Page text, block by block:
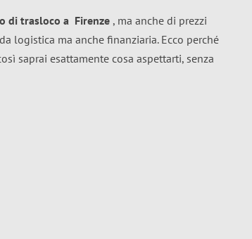
di trasloco a Firenze , ma anche di prezzi
logistica ma anche finanziaria. Ecco perché
saprai esattamente cosa aspettarti, senza